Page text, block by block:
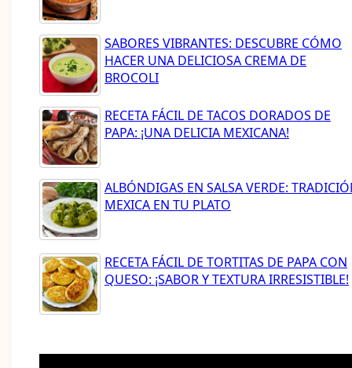
SABORES VIBRANTES: DESCUBRE CÓMO
HACER UNA DELICIOSA CREMA DE
BROCOLI
RECETA FÁCIL DE TACOS DORADOS DE
PAPA: ¡UNA DELICIA MEXICANA!
ALBÓNDIGAS EN SALSA VERDE:
MEXICA EN TU PLATO
RECETA FÁCIL DE TORTITAS DE PAPA CON
QUESO: ¡SABOR Y TEXTURA IRRESISTIBLE!